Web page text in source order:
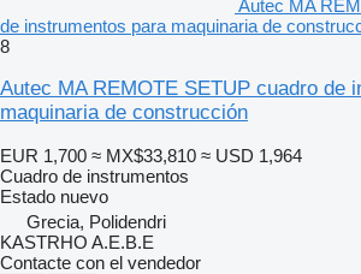
Autec MA
de instrumentos para maquinaria de
8
Autec MA REMOTE SETUP cuadro de
maquinaria de construcción
EUR 1,700 ≈ MX$33,810 ≈ USD 1,964
Cuadro de instrumentos
Estado nuevo
Grecia, Polidendri
KASTRHO A.E.B.E
Contacte con el vendedor